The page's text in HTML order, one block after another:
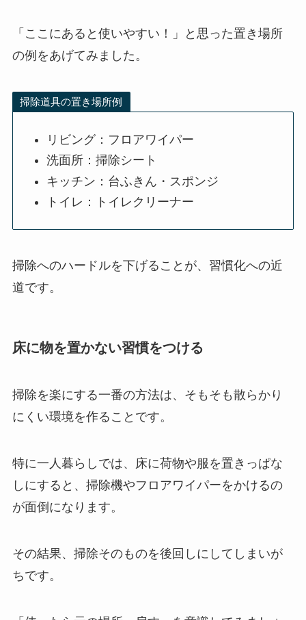
「ここにあると使いやすい！」と思った置き場所
の例をあげてみました。
掃除道具の置き場所例
リビング：フロアワイパー
洗面所：掃除シート
キッチン：台ふきん・スポンジ
トイレ：トイレクリーナー
掃除へのハードルを下げることが、習慣化への近
道です。
床に物を置かない習慣をつける
掃除を楽にする一番の方法は、そもそも散らかり
にくい環境を作ることです。
特に一人暮らしでは、床に荷物や服を置きっぱな
しにすると、掃除機やフロアワイパーをかけるの
が面倒になります。
その結果、掃除そのものを後回しにしてしまいが
ちです。